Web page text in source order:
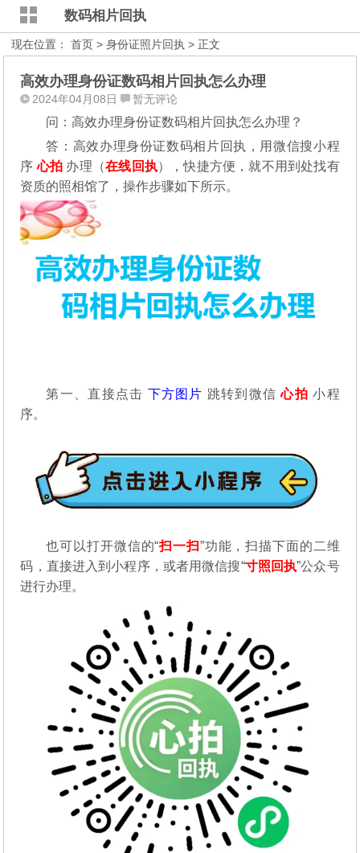
数码相片回执
现在位置：首页 >身份证照片回执 > 正文
高效办理身份证数码相片回执怎么办理
2024年04月08日 暂无评论
问：高效办理身份证数码相片回执怎么办理？
答：高效办理身份证数码相片回执，用微信搜小程
序心拍 办理（在线回执），快捷方便，就不用到处找有
资质的照相馆了，操作步骤如下所示。
第一、直接点击 下方图片 跳转到微信心拍小程
序。
也可以打开微信的“扫一扫”功能，扫描下面的二维
码，直接进入到小程序，或者用微信搜“寸照回执”公众号
进行办理。